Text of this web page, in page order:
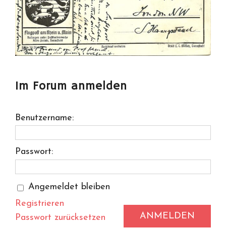
Im Forum anmelden
Benutzername:
Passwort:
Angemeldet bleiben
ANMELDEN
Registrieren
Passwort zurücksetzen